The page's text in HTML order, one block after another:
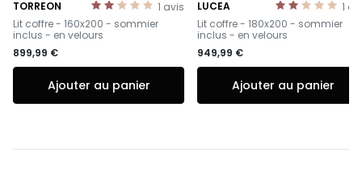
1 avis
TORREON
-
Lit coffre - 160x200 - sommier
inclus - en velours
899,99 €
Ajouter au panier
1
LUCEA
-
Lit coffre - 180x200 - sommier
inclus - en velours
949,99 €
Ajouter au panier